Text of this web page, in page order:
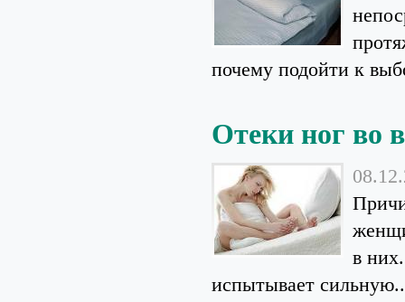
почему подойти к
Отеки ног во
в
испытывает